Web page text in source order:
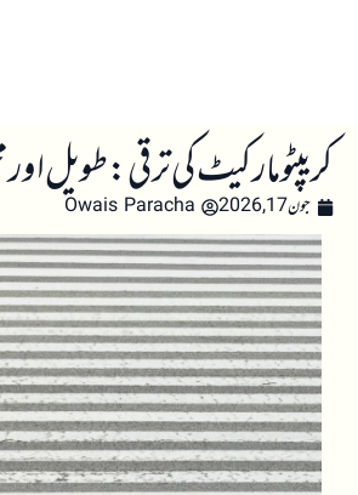
کریپٹو مارکیٹ کی ترقی: طویل
جون 17, 2026 Owais Paracha